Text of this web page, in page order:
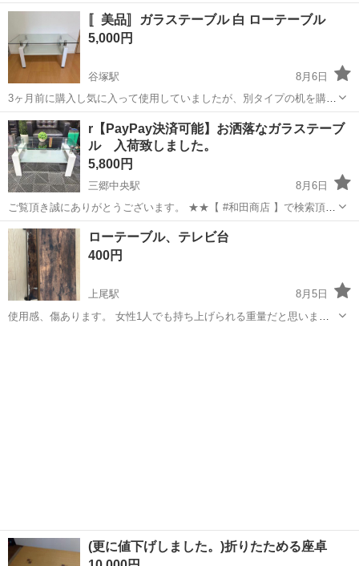
〚美品〛ガラステーブル 白 ローテーブル
5,000円
谷塚駅
8月6日
3ヶ月前に購入し気に入って使用していましたが、別タイプの机を購入
する為出品します。 使用感あまりありません。 分解してお渡し予定で
す。
埼玉 草加市 谷塚駅 テーブル
r【PayPay決済可能】お洒落なガラステーブ
ル 入荷致しました。
5,800円
三郷中央駅
8月6日
ご覧頂き誠にありがとうございます。 ★★【 #和田商店 】で検索頂け
れば、全ての出品がご覧頂けます。 ★★ご購入の際、家具や大型家電
引き取りのご相談も、承せて頂きます★ 【質問・お取引に関して】
↓↓↓↓↓↓↓ ① 定...
埼玉 三郷市 三郷中央駅 テーブル
ローテーブル、テレビ台
400円
上尾駅
8月5日
使用感、傷あります。 女性1人でも持ち上げられる重量だと思いま
(更に値下げしました。)折りたためる座卓